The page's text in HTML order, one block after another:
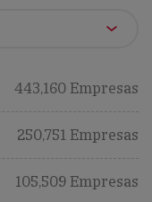
443,160 Empresas
250,751 Empresas
105,509 Empresas